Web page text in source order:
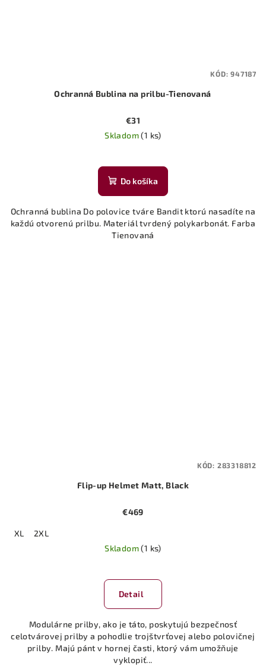
Ochranná Bublina na prilbu-Tienovaná
€31
Skladom(1 ks)
Do košíka
Ochranná bublina Do polovice tváre Bandit ktorú nasadíte na
každú otvorenú prilbu. Materiál tvrdený polykarbonát. Farba
Tienovaná
KÓD:947187
Flip-up Helmet Matt, Black
€469
XL
2XL
Skladom(1 ks)
Detail
Modulárne prilby, ako je táto, poskytujú bezpečnosť
celotvárovej prilby a pohodlie trojštvrťovej alebo polovičnej
prilby. Majú pánt v hornej časti, ktorý vám umožňuje
vyklopiť...
KÓD: 283318812